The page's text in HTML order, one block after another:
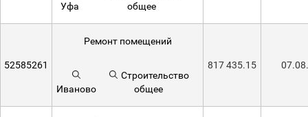
Уфа
общее
52585261
Ремонт помещений
Иваново
Строительство
общее
817 435.15